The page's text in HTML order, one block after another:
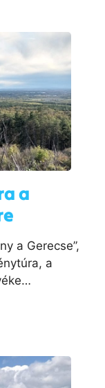
a
a Gerecse”,
a